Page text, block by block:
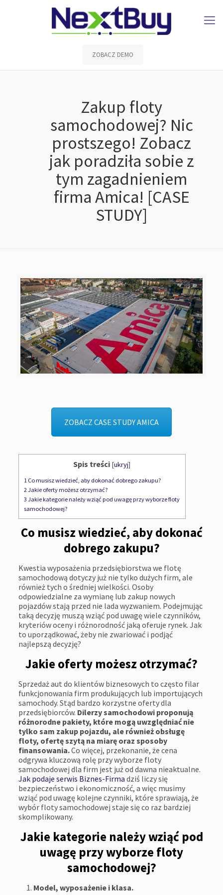
ZOBACZ DEMO
Zakup floty
samochodowej? Nic
prostszego! Zobacz
jak poradziła sobie z
tym zagadnieniem
firma Amica! [CASE
STUDY]
ZOBACZ CASE STUDY AMICA
Spis treści [ukryj]
1Co musisz wiedzieć, aby dokonać dobrego zakupu?
2Jakie oferty możesz otrzymać?
3 Jakie kategorie należy wziąć pod uwagę przy wyborze floty
samochodowej?
Co musisz wiedzieć, aby dokonać
dobrego zakupu?
Kwestia wyposażenia przedsiębiorstwa we flotę
samochodową dotyczy już nie tylko dużych firm, ale
również tych o średniej wielkości. Osoby
odpowiedzialne za wymianę lub zakup nowych
pojazdów stają przed nie lada wyzwaniem. Podejmując
taką decyzję muszą wziąć pod uwagę wiele czynników,
kryteriów oceny i różnorodność jaką oferuje rynek. Jak
to uporządkować, żeby nie zwariować i podjąć
najlepszą decyzję?
Jakie oferty możesz otrzymać?
Sprzedaż aut do klientów biznesowych to często filar
funkcjonowania firm produkujących lub importujących
samochody. Stąd bardzo korzystne oferty dla
przedsiębiorców. Dilerzy samochodowi proponują
różnorodne pakiety, które mogą uwzględniać nie
tylko sam zakup pojazdu, ale również obsługę
floty, ofertę szytą na miarę oraz sposoby
finansowania.Co więcej, przekonanie, że cena
odgrywa kluczową rolę przy wyborze floty
samochodowej dla firm jest już od dawna nieaktualne.
Jak podaje serwis Biznes-Firma dziś liczy się
bezpieczeństwo i ekonomiczność, a więc musimy
wziąć pod uwagę kolejne czynniki, które sprawiają, że
wybór floty samochodowej staje się co raz bardziej
skomplikowany.
Jakie kategorie należy wziąć pod
uwagę przy wyborze floty
samochodowej?
Model, wyposażenie i klasa.